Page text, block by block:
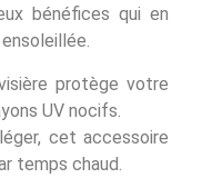
bénéfices qui en
protège votre
UV nocifs.
cet accessoire
temps chaud.